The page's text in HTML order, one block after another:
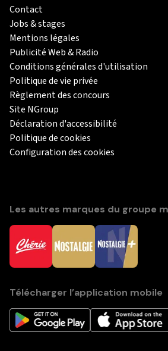
Contact
Jobs & stages
Mentions légales
Publicité Web & Radio
Conditions générales d'utilisation
Politique de vie privée
Règlement des concours
Site NGroup
Déclaration d'accessibilité
Politique de cookies
Configuration des cookies
Les autres marques du groupe
Télécharger l’application mobile